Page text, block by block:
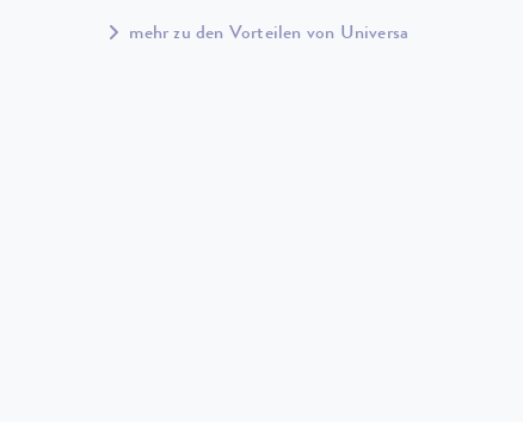
mehr zu den Vorteilen von Universa